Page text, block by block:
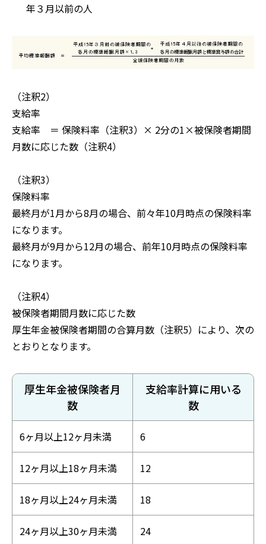
年３月以前の人
（注釈2）
支給率
支給率 ＝ 保険料率（注釈3）× 2分の1×被保険者期間
月数に応じた数（注釈4）
（注釈3）
保険料率
最終月が1月から8月の場合、前々年10月時点の保険料率
になります。
最終月が9月から12月の場合、前年10月時点の保険料率
になります。
（注釈4）
被保険者期間月数に応じた数
厚生年金被保険者期間の合算月数（注釈5）により、次の
とおりとなります。
厚生年金被保険者月
数
支給率計算に用いる
数
6ヶ月以上12ヶ月未満 6
12ヶ月以上18ヶ月未満 12
18ヶ月以上24ヶ月未満 18
24ヶ月以上30ヶ月未満 24